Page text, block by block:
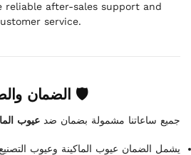
reliable after-sales support and
service.
🛡 الضمان
جميع ساعاتنا مشمولة بضمان ضد عيوب
يشمل الضمان عيوب الماكينة وعيوب